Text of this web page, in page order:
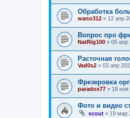
Обработка
wano312 » 12 апр
Вопрос про
NatRig100 » 05 апр
Расточная
Vad0s2 » 03 апр
Фрезеровка
paradox77 » 18 ноя
Фото и видео
scout » 19 мар